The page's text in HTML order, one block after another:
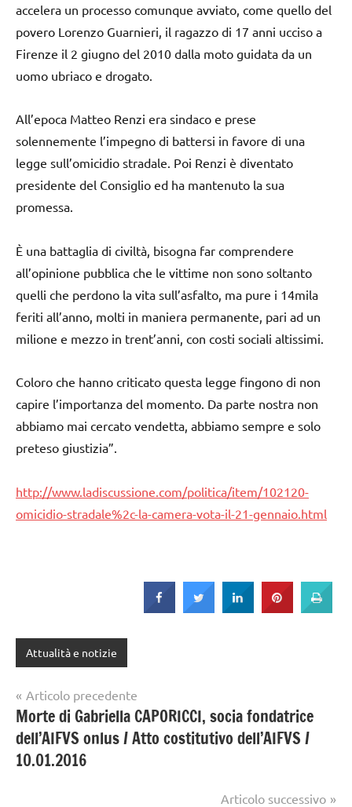
accelera un processo comunque avviato, come quello del
povero Lorenzo Guarnieri, il ragazzo di 17 anni ucciso a
Firenze il 2 giugno del 2010 dalla moto guidata da un
uomo ubriaco e drogato.
All’epoca Matteo Renzi era sindaco e prese
solennemente l’impegno di battersi in favore di una
legge sull’omicidio stradale. Poi Renzi è diventato
presidente del Consiglio ed ha mantenuto la sua
promessa.
È una battaglia di civiltà, bisogna far comprendere
all’opinione pubblica che le vittime non sono soltanto
quelli che perdono la vita sull’asfalto, ma pure i 14mila
feriti all’anno, molti in maniera permanente, pari ad un
milione e mezzo in trent’anni, con costi sociali altissimi.
Coloro che hanno criticato questa legge fingono di non
capire l’importanza del momento. Da parte nostra non
abbiamo mai cercato vendetta, abbiamo sempre e solo
preteso giustizia”.
http://www.ladiscussione.com/politica/item/102120-
omicidio-stradale%2c-la-camera-vota-il-21-gennaio.html
Attualità e notizie
Navigazione
articoli
Articolo precedente
Morte di Gabriella CAPORICCI, socia fondatrice
dell’AIFVS onlus / Atto costitutivo dell’AIFVS /
10.01.2016
Articolo successivo